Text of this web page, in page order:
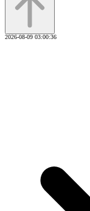
2026-08-09 03:00:36